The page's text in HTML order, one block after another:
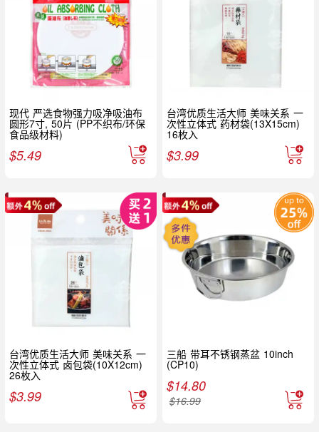
现代 严选食物强力吸净吸油布
圆形7寸, 50片 (PP不织布/环保
食品级材料)
$5.49
台湾优质生活大师 美味关系 一
次性立体式 药材袋(13X15cm)
16枚入
$3.99
台湾优质生活大师 美味关系 一
次性立体式 卤包袋(10X12cm)
26枚入
$3.99
三船 带耳不锈钢蒸盆 10inch
(CP10)
$14.80
$16.99